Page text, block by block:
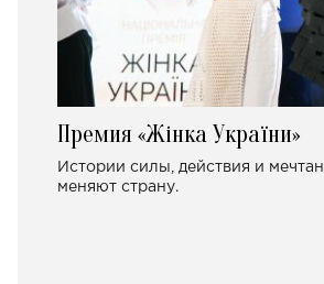
Премия «Жінка України»
Истории силы, действия и
меняют страну.